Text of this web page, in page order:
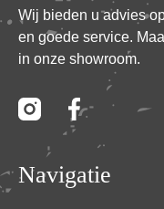
Wij bieden u advies
en goede service.
in onze showroom.
Navigatie